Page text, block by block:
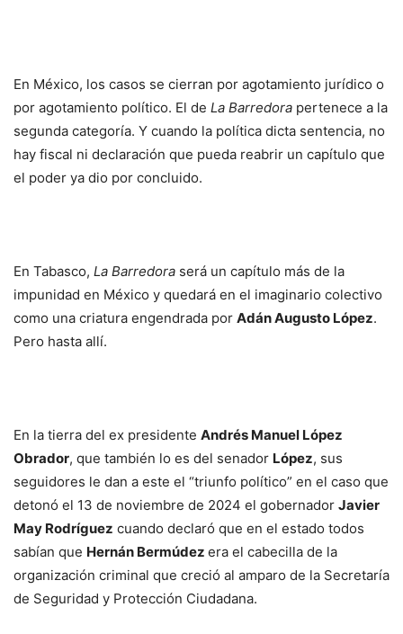
En México, los casos se cierran por agotamiento jurídico o
por agotamiento político. El de La Barredora pertenece a la
segunda categoría. Y cuando la política dicta sentencia, no
hay fiscal ni declaración que pueda reabrir un capítulo que
el poder ya dio por concluido.
En Tabasco, La Barredora será un capítulo más de la
impunidad en México y quedará en el imaginario colectivo
como una criatura engendrada por Adán Augusto López.
Pero hasta allí.
En la tierra del ex presidente Andrés Manuel López
Obrador, que también lo es del senador López, sus
seguidores le dan a este el “triunfo político” en el caso que
detonó el 13 de noviembre de 2024 el gobernador Javier
May Rodríguez cuando declaró que en el estado todos
sabían que Hernán Bermúdez era el cabecilla de la
organización criminal que creció al amparo de la Secretaría
de Seguridad y Protección Ciudadana.